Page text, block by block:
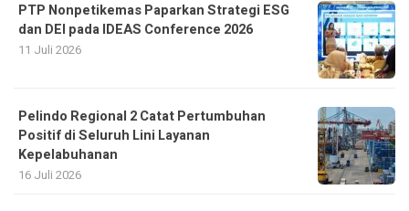
PTP Nonpetikemas Paparkan Strategi ESG
dan DEI pada IDEAS Conference 2026
11 Juli 2026
Pelindo Regional 2 Catat Pertumbuhan
Positif di Seluruh Lini Layanan
Kepelabuhanan
16 Juli 2026